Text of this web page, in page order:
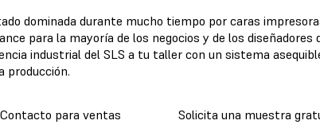
dominada durante mucho tiempo por caras
para la mayoría de los negocios y de los
industrial del SLS a tu taller con un sistema
producción.
Contacto para ventas Solicita una muestra